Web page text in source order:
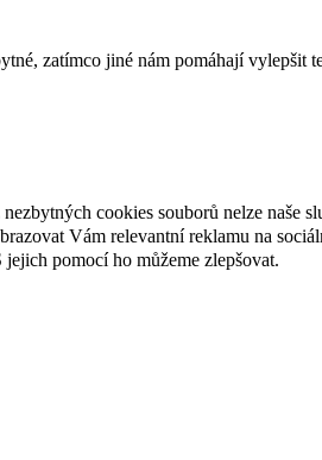
zatímco jiné nám pomáhají vylepšit
cookies souborů nelze naše
Vám relevantní reklamu na
pomocí ho můžeme zlepšovat.